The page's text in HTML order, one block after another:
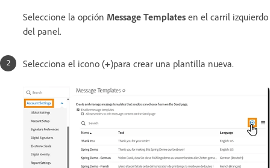
Seleccione la opción Message Templates en el carril izquierdo
del panel.
Selecciona el icono (+)para crear una plantilla nueva.